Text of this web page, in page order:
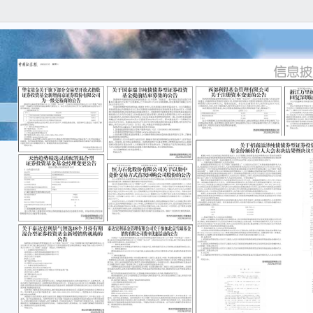
广
称“
《广
式召
计划